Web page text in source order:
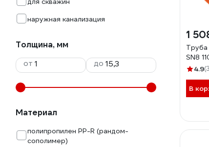
наружная канализация
Толщина, мм
от
до
Материал
полипропилен PP-R (рандом-
сополимер)
1
SN8
4.9
В